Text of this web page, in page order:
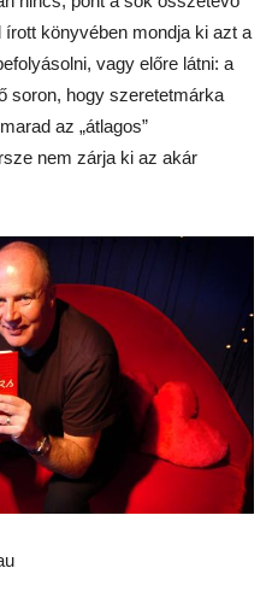
könyvében mondja ki azt a
vagy előre látni: a
soron, hogy szeretetmárka
az „átlagos”
nem zárja ki az akár